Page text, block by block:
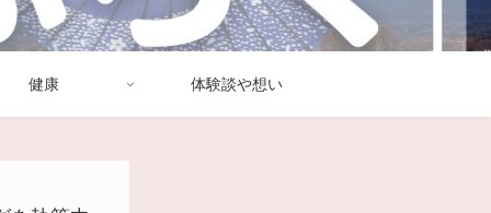
健康 体験談や想い